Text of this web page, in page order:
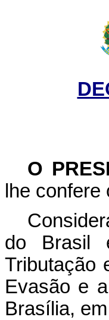
O
lhe confere
do Brasil
Tributação
Evasão e
Brasília,